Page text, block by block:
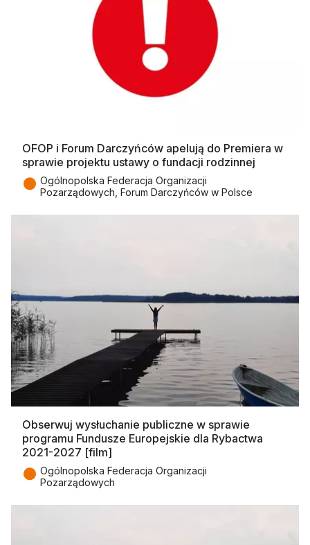
OFOP i Forum Darczyńców apelują do Premiera w
sprawie projektu ustawy o fundacji rodzinnej
● Ogólnopolska Federacja Organizacji
Pozarządowych, Forum Darczyńców w Polsce
Obserwuj wysłuchanie publiczne w sprawie
programu Fundusze Europejskie dla Rybactwa
2021-2027 [film]
● Ogólnopolska Federacja Organizacji
Pozarządowych